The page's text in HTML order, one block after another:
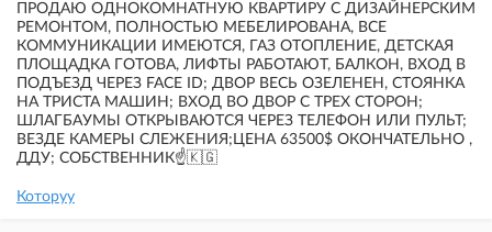
ПРОДАЮ ОДНОКОМНАТНУЮ КВАРТИРУ С ДИЗАЙНЕРСКИМ
РЕМОНТОМ, ПОЛНОСТЬЮ МЕБЕЛИРОВАНА, ВСЕ
КОММУНИКАЦИИ ИМЕЮТСЯ, ГАЗ ОТОПЛЕНИЕ, ДЕТСКАЯ
ПЛОЩАДКА ГОТОВА, ЛИФТЫ РАБОТАЮТ, БАЛКОН, ВХОД В
ПОДЪЕЗД ЧЕРЕЗ FACE ID; ДВОР ВЕСЬ ОЗЕЛЕНЕН, СТОЯНКА
НА ТРИСТА МАШИН; ВХОД ВО ДВОР С ТРЕХ СТОРОН;
ШЛАГБАУМЫ ОТКРЫВАЮТСЯ ЧЕРЕЗ ТЕЛЕФОН ИЛИ ПУЛЬТ;
ВЕЗДЕ КАМЕРЫ СЛЕЖЕНИЯ;ЦЕНА 63500$ ОКОНЧАТЕЛЬНО ,
ДДУ; СОБСТВЕННИК☝️🇰🇬
Которуу